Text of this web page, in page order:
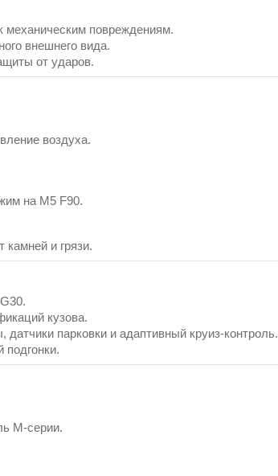
механическим повреждениям.
внешнего вида.
от ударов.
воздуха.
на M5 F90.
камней и грязи.
кузова.
парковки и адаптивный круиз-контроль.
подгонки.
M-серии.